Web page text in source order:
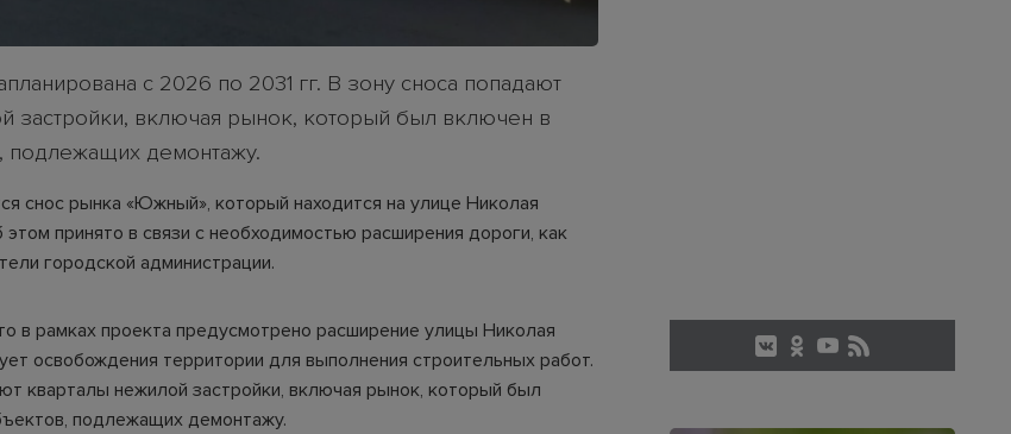
с 2026 по 2031 гг. В зону сноса попадают
застройки, включая рынок, который был включен в
подлежащих демонтажу.
снос рынка «Южный», который находится на улице Николая
принято в связи с необходимостью расширения дороги, как
городской администрации.
в рамках проекта предусмотрено расширение улицы Николая
освобождения территории для выполнения строительных работ.
кварталы нежилой застройки, включая рынок, который был
подлежащих демонтажу.